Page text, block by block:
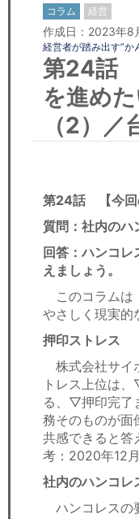
日本人にPR
コンサルティング
リサーチ
セミナー
労務顧問
ＩＴ
飲食店情報
コラム 経営
作成日：2023年8
経営者が踏み出す”か
第24話
を進め
（2）／
第24話 【今回
質問：社内のハ
回答：ハンコ
えましょう。
このコラムは
やさしく現実的
押印ストレス
株式会社サイ
トレス上位は
る、▽押印完了
務そのものが面
共感できると答
考：2020年12
社内のハンコレ
ハンコレスの